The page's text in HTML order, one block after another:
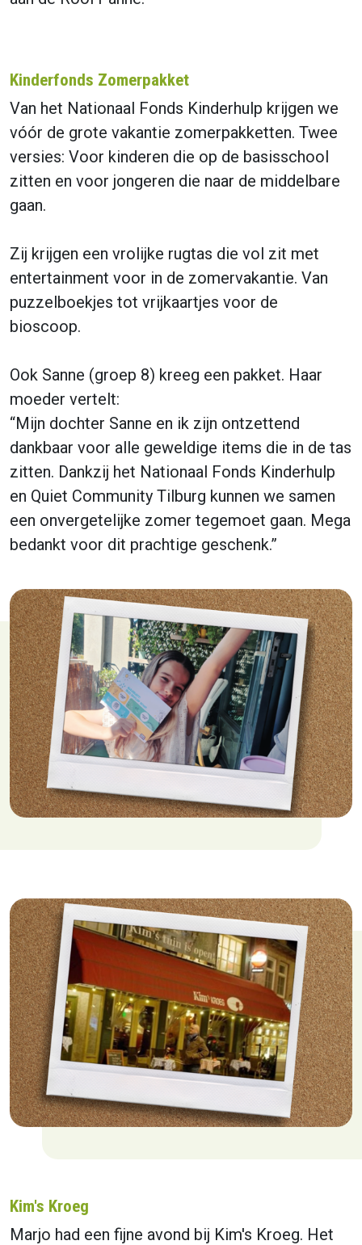
Kinderfonds Zomerpakket
Van het Nationaal Fonds Kinderhulp krijgen we
vóór de grote vakantie zomerpakketten. Twee
versies: Voor kinderen die op de basisschool
zitten en voor jongeren die naar de middelbare
gaan.
Zij krijgen een vrolijke rugtas die vol zit met
entertainment voor in de zomervakantie. Van
puzzelboekjes tot vrijkaartjes voor de
bioscoop.
Ook Sanne (groep 8) kreeg een pakket. Haar
moeder vertelt:
“Mijn dochter Sanne en ik zijn ontzettend
dankbaar voor alle geweldige items die in de tas
zitten. Dankzij het Nationaal Fonds Kinderhulp
en Quiet Community Tilburg kunnen we samen
een onvergetelijke zomer tegemoet gaan. Mega
bedankt voor dit prachtige geschenk.”
Kim's Kroeg
Marjo had een fijne avond bij Kim's Kroeg. Het